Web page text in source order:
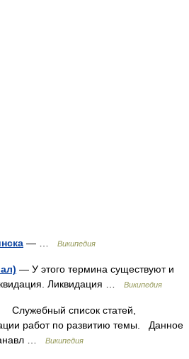
— … Википедия
— У этого термина существуют и
Ликвидация …
Википедия
список статей,
работ по развитию темы. Данное
…
Википедия